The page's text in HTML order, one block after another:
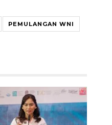
PEMULANGAN WNI